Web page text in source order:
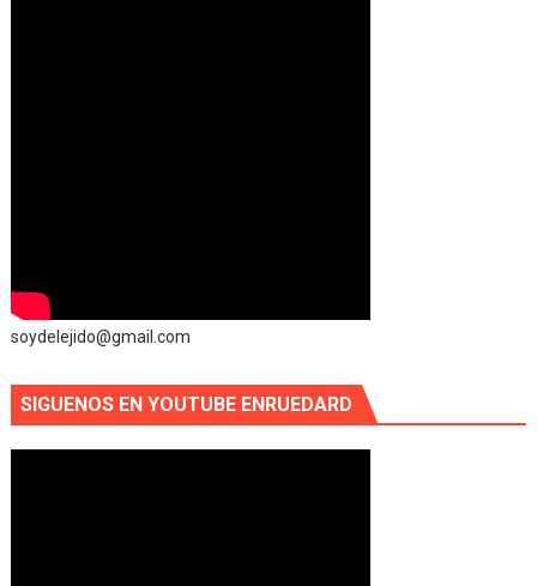
soydelejido@gmail.com
SIGUENOS EN YOUTUBE ENRUEDARD